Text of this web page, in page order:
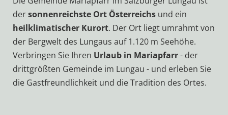
dersonnenreichste Ort Österreichs und ein
heilklimatischer Kurort. Der Ort liegt umrahmt von
der Bergwelt des Lungaus auf 1.120 m Seehöhe.
Verbringen Sie Ihren Urlaub in Mariapfarr- der
drittgrößten Gemeinde im Lungau - und erleben Sie
die Gastfreundlichkeit und die Tradition des Ortes.